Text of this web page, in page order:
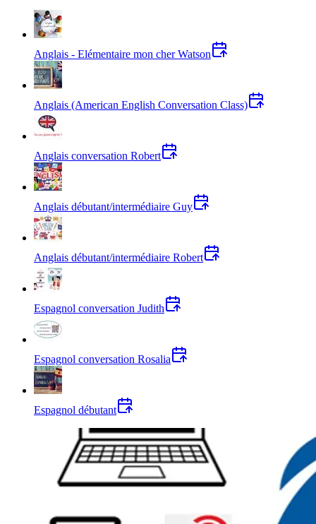
Anglais - Elémentaire mon cher Watson
Anglais (American English Conversation Class)
Anglais conversation Robert
Anglais débutant/intermédiaire Guy
Anglais débutant/intermédiaire Robert
Espagnol conversation Judith
Espagnol conversation Rosalia
Espagnol débutant